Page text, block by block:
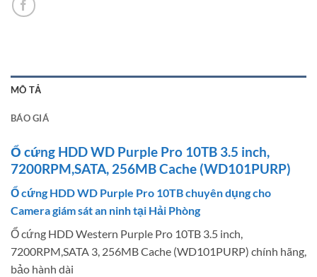
MÔ TẢ
BÁO GIÁ
Ổ cứng HDD WD Purple Pro 10TB 3.5 inch,
7200RPM,SATA, 256MB Cache (WD101PURP)
Ổ cứng HDD WD Purple Pro 10TB chuyên dụng cho
Camera giám sát an ninh tại Hải Phòng
Ổ cứng HDD Western Purple Pro 10TB 3.5 inch,
7200RPM,SATA 3, 256MB Cache (WD101PURP) chính hãng,
bảo hành dài